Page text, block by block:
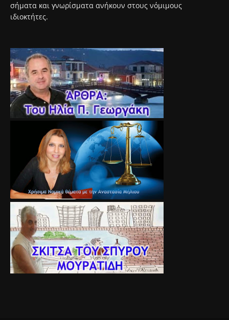
σήματα και γνωρίσματα ανήκουν στους νόμιμους
ιδιοκτήτες.